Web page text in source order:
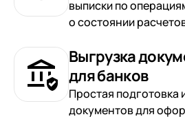
выписки по
о состоянии
Выгрузка
для банков
Простая подготовка
документов для